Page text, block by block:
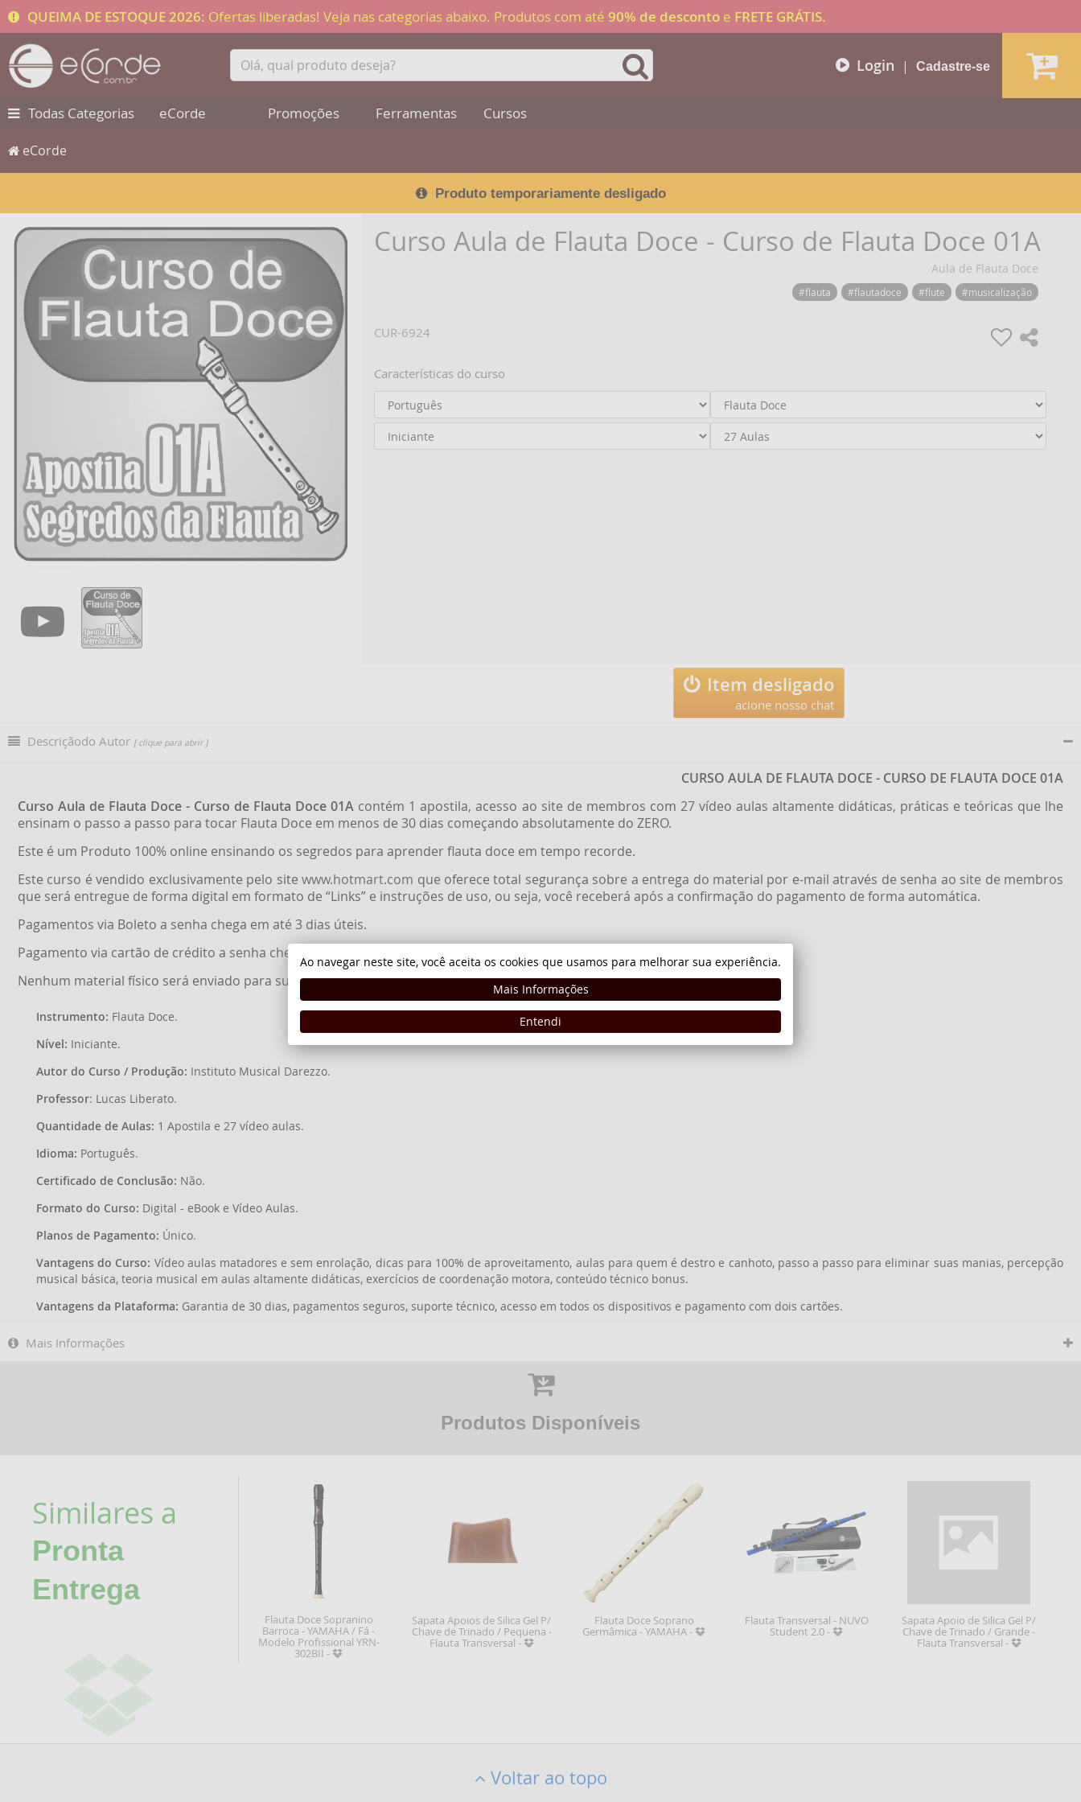
QUEIMA DE ESTOQUE 2026: Ofertas liberadas! Veja nas categorias abaixo. Produtos com até 90% de desconto e FRETE GRÁTIS.
Login | Cadastre-se
Todas Categorias eCorde Promoções Ferramentas Cursos
eCorde
Produto temporariamente desligado
Curso Aula de Flauta Doce - Curso de Flauta Doce 01A
Aula de Flauta Doce
#flauta #flautadoce #flute #musicalização
CUR-6924
Características do curso
Item desligado
acione nosso chat
Descriçãodo Autor [ clique para abrir ]
CURSO AULA DE FLAUTA DOCE - CURSO DE FLAUTA DOCE 01A
Curso Aula de Flauta Doce - Curso de Flauta Doce 01A contém 1 apostila, acesso ao site de membros com 27 vídeo aulas altamente didáticas, práticas e teóricas que lhe
ensinam o passo a passo para tocar Flauta Doce em menos de 30 dias começando absolutamente do ZERO.
Este é um Produto 100% online ensinando os segredos para aprender flauta doce em tempo recorde.
Este curso é vendido exclusivamente pelo sitewww.hotmart.com que oferece total segurança sobre a entrega do material por e-mail através de senha ao site de membros
que será entregue de forma digital em formato de “Links” e instruções de uso, ou seja, você receberá após a confirmação do pagamento de forma automática.
Pagamentos via Boleto a senha chega em até 3 dias úteis.
Pagamento via cartão de crédito a senha chega em até 5 minutos.
Nenhum material físico será enviado para sua casa, as caixas e capas que estão nesta página servem meramente ilustrativos.
Instrumento: Flauta Doce.
Nível: Iniciante.
Autor do Curso / Produção: Instituto Musical Darezzo.
Professor: Lucas Liberato.
Quantidade de Aulas: 1 Apostila e 27 vídeo aulas.
Idioma: Português.
Certificado de Conclusão: Não.
Formato do Curso: Digital - eBook e Vídeo Aulas.
Planos de Pagamento: Único.
Vantagens do Curso: Vídeo aulas matadores e sem enrolação, dicas para 100% de aproveitamento, aulas para quem é destro e canhoto, passo a passo para eliminar suas manias, percepção
musical básica, teoria musical em aulas altamente didáticas, exercícios de coordenação motora, conteúdo técnico bonus.
Vantagens da Plataforma: Garantia de 30 dias, pagamentos seguros, suporte técnico, acesso em todos os dispositivos e pagamento com dois cartões.
Mais Informações
Produtos Disponíveis
Similares a
Pronta
Entrega
Flauta Doce Sopranino
Barroca - YAMAHA / Fá -
Modelo Profissional YRN-
302BII -
Sapata Apoios de Silica Gel P/
Chave de Trinado / Pequena -
Flauta Transversal -
Flauta Doce Soprano
Germâmica - YAMAHA -
Flauta Transversal - NUVO
Student 2.0 -
Sapata Apoio de Silica Gel P/
Chave de Trinado / Grande -
Flauta Transversal -
Voltar ao topo
Ao navegar neste site, você aceita os cookies que usamos para melhorar sua experiência.
Mais Informações
Entendi